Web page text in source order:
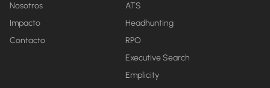
Nosotros
Impacto
Contacto
ATS
Headhunting
RPO
Executive Search
Emplicity